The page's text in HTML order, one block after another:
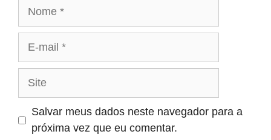
Site
Salvar meus dados neste navegador para a
próxima vez que eu comentar.